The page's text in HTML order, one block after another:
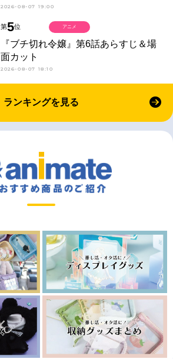
2026-08-07 19:00
第5位
『ブチ切れ令嬢』第6話あらすじ＆場
面カット
2026-08-07 18:10
アニメ
ランキングを見る